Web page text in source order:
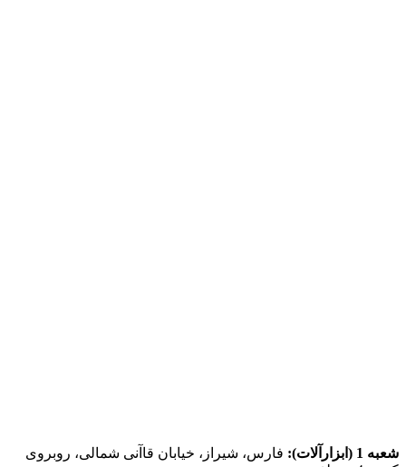
شعبه 1 (ابزارآلات):
فارس، شیراز، خیابان قاآنی شمالی، روبروی